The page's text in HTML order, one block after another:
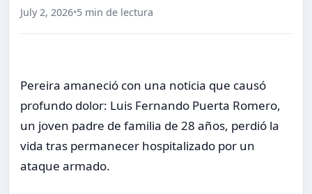
July 2, 2026•5 min de lectura
Pereira amaneció con una noticia que causó
profundo dolor: Luis Fernando Puerta Romero,
un joven padre de familia de 28 años, perdió la
vida tras permanecer hospitalizado por un
ataque armado.